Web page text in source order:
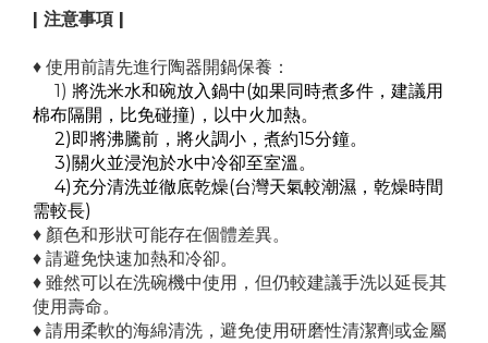
| 注意事項 |
♦ 使用前請先進行陶器開鍋保養：
1) 將洗米水和碗放入鍋中(如果同時煮多件，建議用
棉布隔開，比免碰撞)，以中火加熱。
2)即將沸騰前，將火調小，煮約15分鐘。
3)關火並浸泡於水中冷卻至室溫。
4)充分清洗並徹底乾燥(台灣天氣較潮濕，乾燥時間
需較長)
♦ 顏色和形狀可能存在個體差異。
♦ 請避免快速加熱和冷卻。
♦ 雖然可以在洗碗機中使用，但仍較建議手洗以延長其
使用壽命。
♦ 請用柔軟的海綿清洗，避免使用研磨性清潔劑或金屬